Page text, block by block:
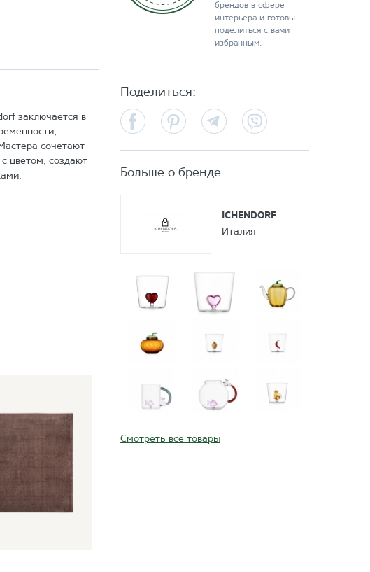
заключается в
сочетают
с цветом, создают
брендов в сфере
интерьера и готовы
поделиться с вами
избранным.
Поделиться:
Facebook Pinterest Telegram
Больше о бренде
ICHENDORF
Италия
Смотреть все товары